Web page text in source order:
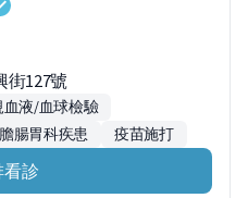
街127號
血液/血球檢驗
腸胃科疾患 疫苗施打
診